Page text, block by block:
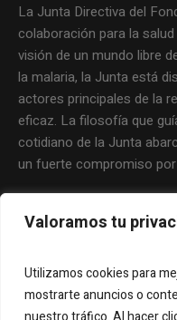
Valoramos tu
Utilizamos cookies para
mostrarte anuncios o
La Junta Directiva del
colaboración para la
visión de un mundo libre
la malaria, la Junta está
actores principales de la
eficaz. La filosofía que
cotidiano de la Junta
un fuerte compromiso